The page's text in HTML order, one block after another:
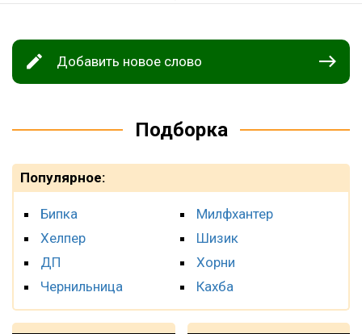
Добавить новое слово
Подборка
Популярное:
Бипка
Хелпер
ДП
Чернильница
Милфхантер
Шизик
Хорни
Кахба